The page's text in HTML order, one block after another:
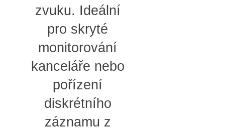
zvuku. Ideální
pro skryté
monitorování
kanceláře nebo
pořízení
diskrétního
záznamu z